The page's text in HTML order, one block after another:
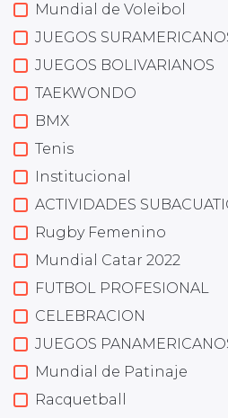
Mundial de Voleibol
JUEGOS
JUEGOS BOLIVARIANOS
TAEKWONDO
BMX
Tenis
Institucional
ACTIVIDADES
Rugby Femenino
Mundial Catar 2022
FUTBOL PROFESIONAL
CELEBRACION
JUEGOS
Mundial de Patinaje
Racquetball